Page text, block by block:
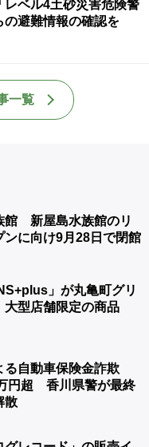
レベル4土砂災害危険警
避難情報の確認を
一覧
館 新屋島水族館のリ
ンに向け9月28日で閉館
」が丸亀町グリ
型店舗限定の商品
る自動車保険金詐欺
円超 香川県警が最終
散